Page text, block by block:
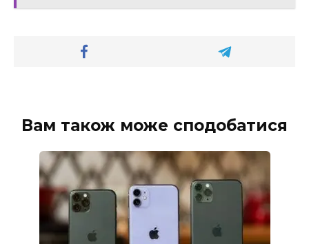
Вам також може сподобатися